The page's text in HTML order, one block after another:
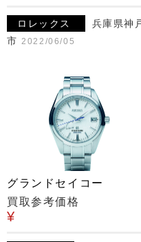
ロレックス
兵庫県神
市 2022/06/05
グランドセイコー
買取参考価格
¥